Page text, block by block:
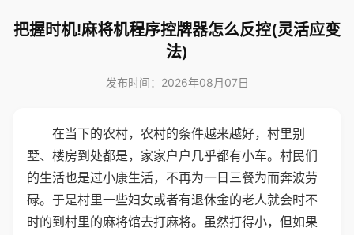
把握时机!麻将机程序控牌器怎么反控(灵活应变
法)
发布时间：2026年08月07日
在当下的农村，农村的条件越来越好，村里别
墅、楼房到处都是，家家户户几乎都有小车。村民们
的生活也是过小康生活，不再为一日三餐为而奔波劳
碌。于是村里一些妇女或者有退休金的老人就会时不
时的到村里的麻将馆去打麻将。虽然打得小，但如果